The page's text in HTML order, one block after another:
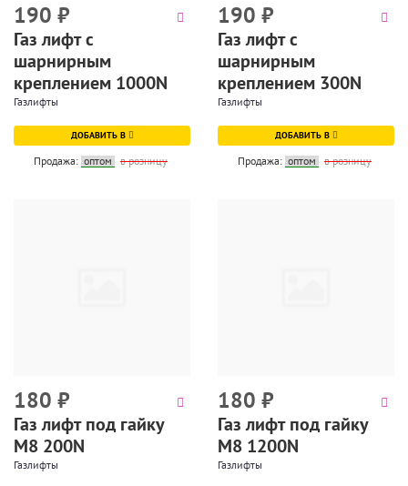
190 ₽
Газ лифт с
шарнирным
креплением 1000N
Газлифты
ДОБАВИТЬ В
Продажа: оптом в розницу
190 ₽
Газ лифт с
шарнирным
креплением 300N
Газлифты
ДОБАВИТЬ В
Продажа: оптом в розницу
180 ₽
Газ лифт под гайку
М8 200N
Газлифты
180 ₽
Газ лифт под гайку
М8 1200N
Газлифты